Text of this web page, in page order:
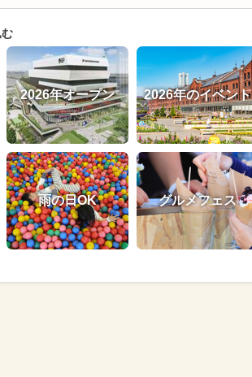
2026年オープン 2026年のイベント
雨の日OK グルメフェス